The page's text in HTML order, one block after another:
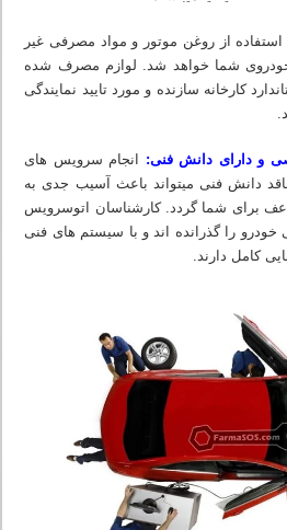
استفاده از روغن موتور و مواد مصرفی غیر
خودروی شما خواهد شد. لوازم مصرف شده
کارخانه سازنده و مورد تایید نمایندگی
و دارای دانش فنی: انجام سرویس های
دانش فنی میتواند باعث آسیب جدی به
برای شما گردد. کارشناسان اتوسرویس
را گذرانده اند و با سیستم های فنی
کامل دارند.